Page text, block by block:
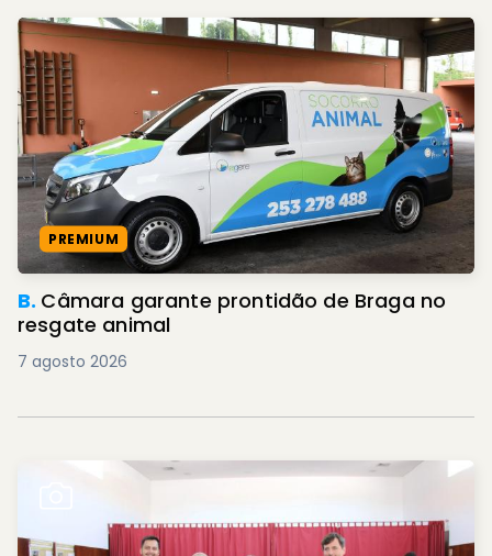
PREMIUM
B. Câmara garante prontidão de Braga no
resgate animal
7 agosto 2026